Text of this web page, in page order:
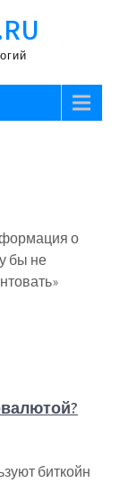
о
бы не
биткойн